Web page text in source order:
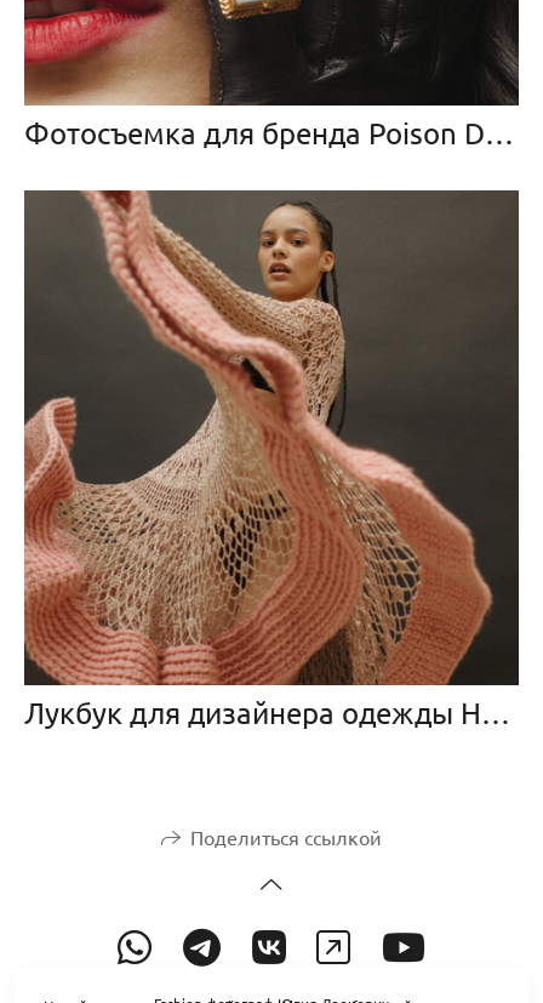
Фотосъемка для бренда Poison Drop
Лукбук для дизайнера одежды Нади Дунаевой
Поделиться ссылкой